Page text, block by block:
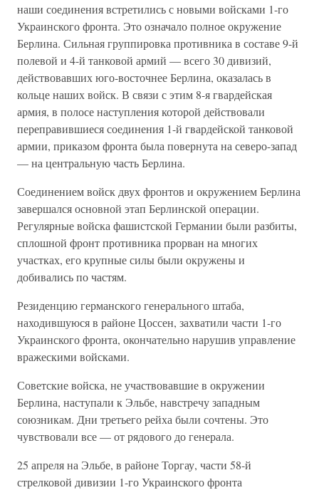
наши соединения встретились с новыми войсками 1-го
Украинского фронта. Это означало полное окружение
Берлина. Сильная группировка противника в составе 9-й
полевой и 4-й танковой армий — всего 30 дивизий,
действовавших юго-восточнее Берлина, оказалась в
кольце наших войск. В связи с этим 8-я гвардейская
армия, в полосе наступления которой действовали
переправившиеся соединения 1-й гвардейской танковой
армии, приказом фронта была повернута на северо-запад
— на центральную часть Берлина.
Соединением войск двух фронтов и окружением Берлина
завершался основной этап Берлинской операции.
Регулярные войска фашистской Германии были разбиты,
сплошной фронт противника прорван на многих
участках, его крупные силы были окружены и
добивались по частям.
Резиденцию германского генерального штаба,
находившуюся в районе Цоссен, захватили части 1-го
Украинского фронта, окончательно нарушив управление
вражескими войсками.
Советские войска, не участвовавшие в окружении
Берлина, наступали к Эльбе, навстречу западным
союзникам. Дни третьего рейха были сочтены. Это
чувствовали все — от рядового до генерала.
25 апреля на Эльбе, в районе Торгау, части 58-й
стрелковой дивизии 1-го Украинского фронта